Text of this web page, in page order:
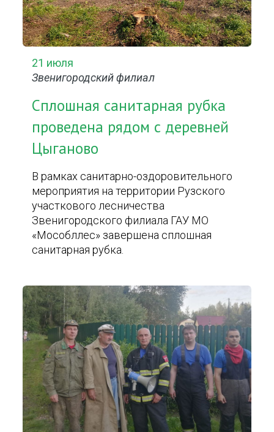
21 июля
Звенигородский филиал
Сплошная санитарная рубка
проведена рядом с деревней
Цыганово
В рамках санитарно-оздоровительного
мероприятия на территории Рузского
участкового лесничества
Звенигородского филиала ГАУ МО
«Мособллес» завершена сплошная
санитарная рубка.